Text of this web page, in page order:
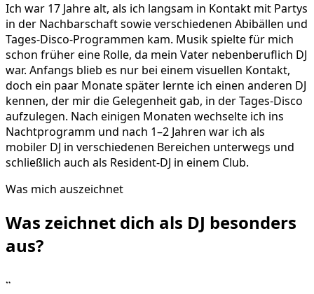
Ich war 17 Jahre alt, als ich langsam in Kontakt mit Partys
in der Nachbarschaft sowie verschiedenen Abibällen und
Tages-Disco-Programmen kam. Musik spielte für mich
schon früher eine Rolle, da mein Vater nebenberuflich DJ
war. Anfangs blieb es nur bei einem visuellen Kontakt,
doch ein paar Monate später lernte ich einen anderen DJ
kennen, der mir die Gelegenheit gab, in der Tages-Disco
aufzulegen. Nach einigen Monaten wechselte ich ins
Nachtprogramm und nach 1–2 Jahren war ich als
mobiler DJ in verschiedenen Bereichen unterwegs und
schließlich auch als Resident-DJ in einem Club.
Was mich auszeichnet
Was zeichnet dich als DJ besonders
aus?
„